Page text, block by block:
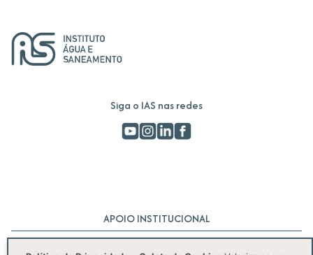
Siga o IAS nas redes
APOIO INSTITUCIONAL